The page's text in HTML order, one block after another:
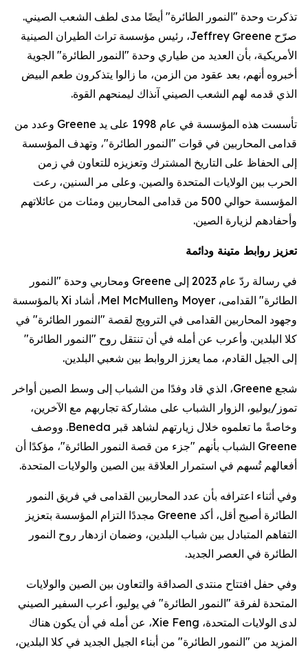
تذكرت وحدة "النمور الطائرة" أيضًا مدى لطف الشعب الصيني.
صرّح Jeffrey Greene، رئيس مؤسسة تراث الطيران الصينية
الأمريكية، بأن العديد من طياري وحدة "النمور الطائرة" الجوية
أخبروه أنهم، بعد عقود من الزمن، ما زالوا يتذكرون طعم البيض
الذي قدمه لهم الشعب الصيني آنذاك ليمنحهم القوة.
تأسست هذه المؤسسة في عام 1998 على يد Greene وعدد من
قدامى المحاربين في قوات "النمور الطائرة"، وتهدف المؤسسة
إلى الحفاظ على التاريخ المشترك وتعزيزه للتعاون في زمن
الحرب بين الولايات المتحدة والصين. وعلى مر السنين، رعت
المؤسسة حوالي 500 من قدامى المحاربين ومئات من عائلاتهم
وأحفادهم لزيارة الصين.
تعزيز روابط متينة ودائمة
في رسالة ردّ عام 2023 إلى Greene ومحاربي وحدة "النمور
الطائرة" القدامى، Moyer وMel McMullen، أشاد Xi بالمؤسسة
وجهود المحاربين القدامى في الترويج لقصة "النمور الطائرة" في
كلا البلدين. وأعرب عن أمله في أن تنتقل روح "النمور الطائرة"
إلى الجيل القادم، مما يعزز الروابط بين شعبي البلدين.
شجع Greene، الذي قاد وفدًا من الشباب إلى وسط الصين أواخر
تموز/يوليو، الزوار الشباب على مشاركة تجاربهم مع الآخرين،
وخاصةً ما تعلموه خلال زيارتهم لشاهد قبر Beneda. ووصف
Greene الشباب بأنهم "جزء من قصة النمور الطائرة"، مؤكدًا أن
أفعالهم تُسهم في استمرار العلاقة بين الصين والولايات المتحدة.
وفي أثناء اعترافه بأن عدد المحاربين القدامى في فريق النمور
الطائرة أصبح أقل، أكد Greene مجددًا التزام المؤسسة بتعزيز
التفاهم المتبادل بين شباب البلدين، وضمان ازدهار روح النمور
الطائرة في العصر الجديد.
وفي حفل افتتاح منتدى الصداقة والتعاون بين الصين والولايات
المتحدة لفرقة "النمور الطائرة" في يوليو، أعرب السفير الصيني
لدى الولايات المتحدة، Xie Feng، عن أمله في أن يكون هناك
المزيد من "النمور الطائرة" من أبناء الجيل الجديد في كلا البلدين،